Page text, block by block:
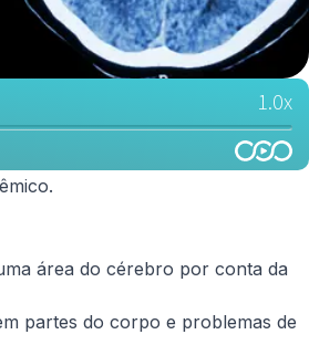
área do cérebro por conta da
partes do corpo e problemas de